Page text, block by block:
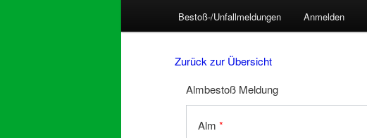
Bestoß-/Unfallmeldungen Anmelden
Zurück zur Übersicht
Almbestoß Meldung
Alm *